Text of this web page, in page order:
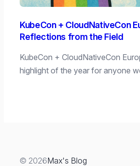
KubeCon + CloudNativeCon
Reflections from the Field
KubeCon + CloudNativeCon
highlight of the year for anyone
© 2026Max's Blog